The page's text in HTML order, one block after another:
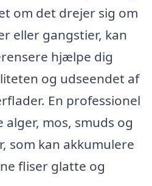
om det drejer sig om
eller gangstier, kan
hjælpe dig
og udseendet af
En professionel
mos, smuds og
som kan akkumulere
fliser glatte og